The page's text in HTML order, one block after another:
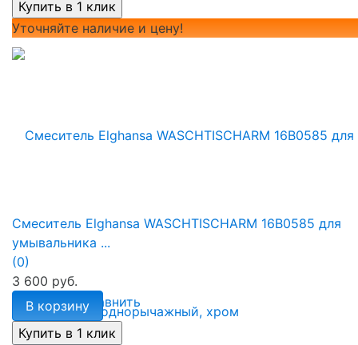
Уточняйте наличие и цену!
избранное сравнить
Смеситель Elghansa WASCHTISCHARM 16B0585 для
умывальника ...
(0)
3 600 руб.
В корзину